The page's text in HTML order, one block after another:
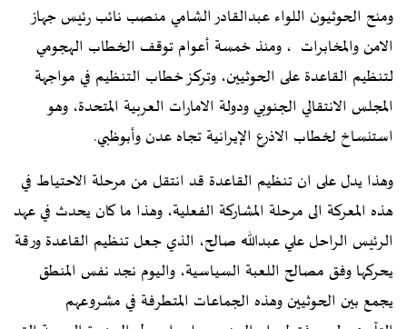
ومنح الحوثيون اللواء عبدالقادر الشامي منصب نائب رئيس جهاز
الامن والمخابرات ، ومنذ خمسة أعوام توقف الخطاب الهجومي
لتنظيم القاعدة على الحوثيين، وتركز خطاب التنظيم في مواجهة
المجلس الانتقالي الجنوبي ودولة الامارات العربية المتحدة، وهو
استنساخ لخطاب الاذرع الإيرانية تجاه عدن وأبوظبي.
وهذا يدل على ان تنظيم القاعدة قد انتقل من مرحلة الاحتياط في
هذه المعركة الى مرحلة المشاركة الفعلية، وهذا ما كان يحدث في عهد
الرئيس الراحل علي عبدالله صالح، الذي جعل تنظيم القاعدة ورقة
يحركها وفق مصالح اللعبة السياسية، واليوم نجد نفس المنطق
يجمع بين الحوثيين وهذه الجماعات المتطرفة في مشروعهم